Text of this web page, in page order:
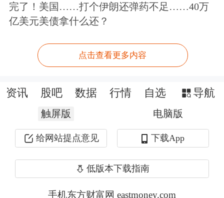
华创证券指出，科技自立自强，国产化
业发展提速。行业需求方面，2024年财
安全可控测评不断更新，行业有望实现
高质量发展。基本面方面，随着国产软
件行业的业绩逐步改善，拐点持续验
证。
至于所谓的“关键软件”，有券商表示，
完了！美国……打个伊朗还弹药不足……40万
亿美元美债拿什么还？
点击查看更多内容
资讯 股吧 数据 行情 自选 导航
触屏版 电脑版
给网站提点意见 下载App
低版本下载指南
手机东方财富网 eastmoney.com